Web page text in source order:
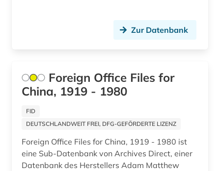
dahlbergh, erik jönsson | offizier; architekt;
zeichner; kartograf; historiker; beamter;
generalgouverneur (1)
danmarks nationalsocialistiske arbejderparti
(1)
dannebrogsmænd (2)
dante (2)
Zur Datenbank
Foreign Office Files for
China, 1919 - 1980
FID
DEUTSCHLANDWEIT FREI, DFG-GEFÖRDERTE LIZENZ
Foreign Office Files for China, 1919 - 1980 ist
eine Sub-Datenbank von Archives Direct, einer
Datenbank des Herstellers Adam Matthew